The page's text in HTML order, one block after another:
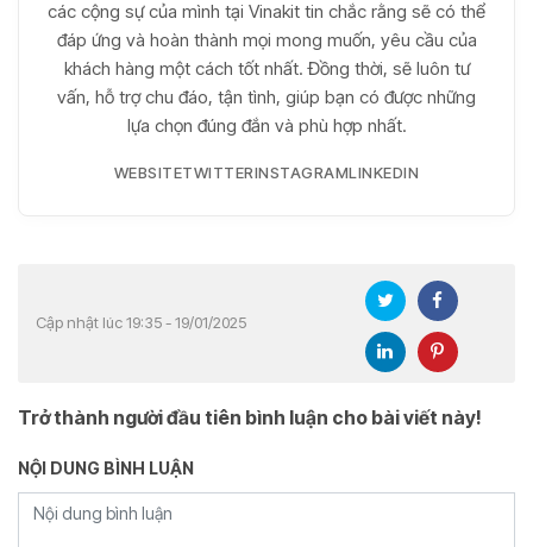
các cộng sự của mình tại Vinakit tin chắc rằng sẽ có thể
đáp ứng và hoàn thành mọi mong muốn, yêu cầu của
khách hàng một cách tốt nhất. Đồng thời, sẽ luôn tư
vấn, hỗ trợ chu đáo, tận tình, giúp bạn có được những
lựa chọn đúng đắn và phù hợp nhất.
WEBSITETWITTERINSTAGRAMLINKEDIN
Cập nhật lúc 19:35 - 19/01/2025
Trở thành người đầu tiên bình luận cho bài viết này!
NỘI DUNG BÌNH LUẬN